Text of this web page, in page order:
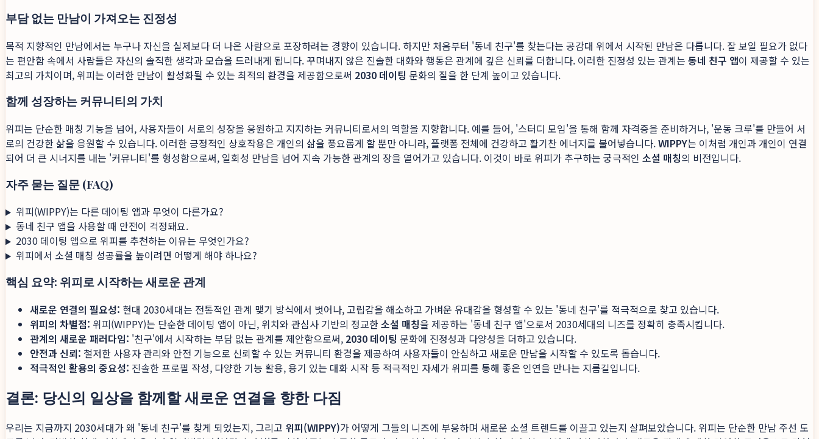
부담 없는 만남이 가져오는 진정성
목적 지향적인 만남에서는 누구나 자신을 실제보다 더 나은 사람으로 포장하려는 경향이 있습니다. 하지만 처음부터 '동네 친구'를 찾는다는 공감대 위에서 시작된 만남은 다릅니다. 잘 보일 필요가 없다
는 편안함 속에서 사람들은 자신의 솔직한 생각과 모습을 드러내게 됩니다. 꾸며내지 않은 진솔한 대화와 행동은 관계에 깊은 신뢰를 더합니다. 이러한 진정성 있는 관계는 동네 친구 앱이 제공할 수 있는
최고의 가치이며, 위피는 이러한 만남이 활성화될 수 있는 최적의 환경을 제공함으로써 2030 데이팅 문화의 질을 한 단계 높이고 있습니다.
함께 성장하는 커뮤니티의 가치
위피는 단순한 매칭 기능을 넘어, 사용자들이 서로의 성장을 응원하고 지지하는 커뮤니티로서의 역할을 지향합니다. 예를 들어, '스터디 모임'을 통해 함께 자격증을 준비하거나, '운동 크루'를 만들어 서
로의 건강한 삶을 응원할 수 있습니다. 이러한 긍정적인 상호작용은 개인의 삶을 풍요롭게 할 뿐만 아니라, 플랫폼 전체에 건강하고 활기찬 에너지를 불어넣습니다.WIPPY는 이처럼 개인과 개인이 연결
되어 더 큰 시너지를 내는 '커뮤니티'를 형성함으로써, 일회성 만남을 넘어 지속 가능한 관계의 장을 열어가고 있습니다. 이것이 바로 위피가 추구하는 궁극적인 소셜 매칭의 비전입니다.
자주 묻는 질문 (FAQ)
위피(WIPPY)는 다른 데이팅 앱과 무엇이 다른가요?
동네 친구 앱을 사용할 때 안전이 걱정돼요.
2030 데이팅 앱으로 위피를 추천하는 이유는 무엇인가요?
위피에서 소셜 매칭 성공률을 높이려면 어떻게 해야 하나요?
핵심 요약: 위피로 시작하는 새로운 관계
새로운 연결의 필요성: 현대 2030세대는 전통적인 관계 맺기 방식에서 벗어나, 고립감을 해소하고 가벼운 유대감을 형성할 수 있는 '동네 친구'를 적극적으로 찾고 있습니다.
위피의 차별점: 위피(WIPPY)는 단순한 데이팅 앱이 아닌, 위치와 관심사 기반의 정교한소셜 매칭을 제공하는 '동네 친구 앱'으로서 2030세대의 니즈를 정확히 충족시킵니다.
관계의 새로운 패러다임: '친구'에서 시작하는 부담 없는 관계를 제안함으로써, 2030 데이팅 문화에 진정성과 다양성을 더하고 있습니다.
안전과 신뢰: 철저한 사용자 관리와 안전 기능으로 신뢰할 수 있는 커뮤니티 환경을 제공하여 사용자들이 안심하고 새로운 만남을 시작할 수 있도록 돕습니다.
적극적인 활용의 중요성: 진솔한 프로필 작성, 다양한 기능 활용, 용기 있는 대화 시작 등 적극적인 자세가 위피를 통해 좋은 인연을 만나는 지름길입니다.
결론: 당신의 일상을 함께할 새로운 연결을 향한 다짐
우리는 지금까지 2030세대가 왜 '동네 친구'를 찾게 되었는지, 그리고 위피(WIPPY)가 어떻게 그들의 니즈에 부응하며 새로운 소셜 트렌드를 이끌고 있는지 살펴보았습니다. 위피는 단순한 만남 주선 도